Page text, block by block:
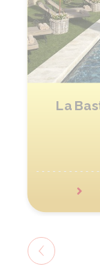
La